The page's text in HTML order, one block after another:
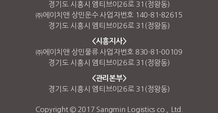
경기도 시흥시 엠티브이26로 31(정왕동)
㈜에이치앤 상민운수 사업자번호 140-81-82615
경기도 시흥시 엠티브이26로 31(정왕동)
<시흥지사>
㈜에이치앤 상민물류 사업자번호 830-81-00109
경기도 시흥시 엠티브이26로 31(정왕동)
<관리본부>
경기도 시흥시 엠티브이26로 31(정왕동)
Copyright © 2017 Sangmin Logistics co., Ltd.